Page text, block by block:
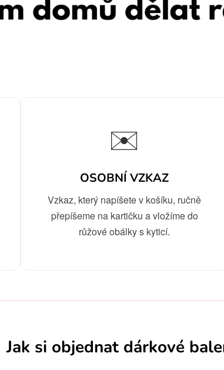
✉️
OSOBNÍ VZKAZ
Vzkaz, který napíšete v košíku, ručně
přepíšeme na kartičku a vložíme do
růžové obálky s kyticí.
Jak si objednat dárkové